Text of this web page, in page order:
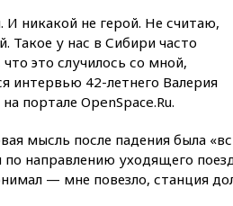
И никакой не герой. Не считаю,
Такое у нас в Сибири часто
это случилось со мной,
интервью 42-летнего Валерия
портале OpenSpace.Ru.
мысль после падения была
направлению уходящего
— мне повезло, станция